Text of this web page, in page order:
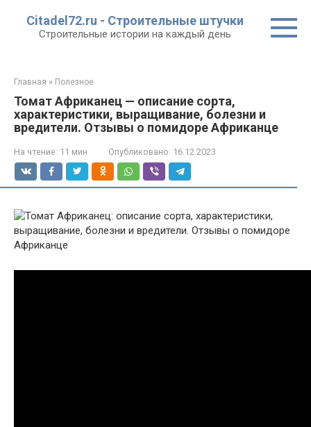
контенту
Citadel72.ru - Строительные штучки
Строительные истории на каждый день
Главная » Полезное
Томат Африканец — описание сорта,
характеристики, выращивание, болезни и
вредители. Отзывы о помидоре Африканце
На чтение: 11 мин Опубликовано: 16.12.2023